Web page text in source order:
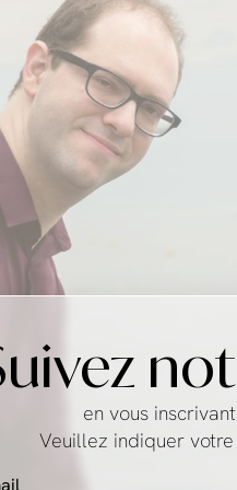
en vous
Veuillez indiquer